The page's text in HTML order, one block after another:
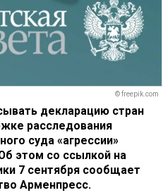
© freepik.com
декларацию стран
расследования
суда «агрессии»
этом со ссылкой на
7 сентября сообщает
Арменпресс.